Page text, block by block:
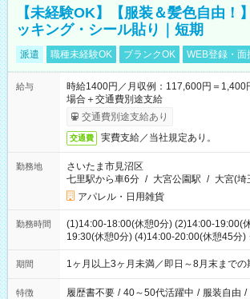
【未経験OK】【服装＆髪色自由！
ッキング・シール貼り｜短期
派遣 職種未経験OK ブランクOK WEB登録・面
給与
時給1400円／月収例：117,600円＝1,400
場合＋交通費別途支給
交通費別途支給あり
交通費 実費支給／当社規定あり。
勤務地
さいたま市見沼区
七里駅から車6分 / 大宮公園駅 / 大宮(埼
アパレル・日用雑貨
勤務時間
(1)14:00-18:00(休憩0分) (2)14:00-19:00(
19:30(休憩0分) (4)14:00-20:00(休憩45分)
ます
期間 1ヶ月以上3ヶ月未満／即日～8月末までの
特徴 履歴書不要 / 40～50代活躍中 / 服装自由 /